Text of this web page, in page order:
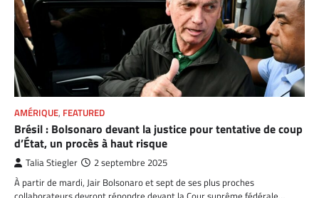
AMÉRIQUE, FEATURED
Brésil : Bolsonaro devant la justice pour tentative de coup
d’État, un procès à haut risque
Talia Stiegler 2 septembre 2025
À partir de mardi, Jair Bolsonaro et sept de ses plus proches